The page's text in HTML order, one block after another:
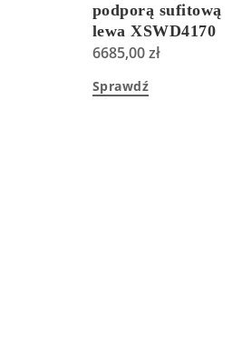
podporą sufitową
lewa XSWD4170
6685,00zł
Sprawdź